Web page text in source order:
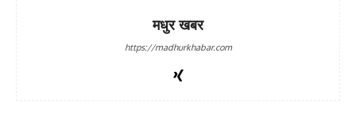
मधुर खबर
https://madhurkhabar.com